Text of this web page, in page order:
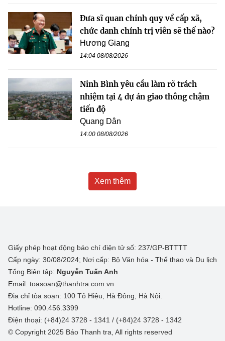
Đưa sĩ quan chính quy về cấp xã,
chức danh chính trị viên sẽ thế nào?
Hương Giang
14:04 08/08/2026
Ninh Bình yêu cầu làm rõ trách
nhiệm tại 4 dự án giao thông chậm
tiến độ
Quang Dân
14:00 08/08/2026
Xem thêm
Giấy phép hoạt động báo chí điện tử số: 237/GP-BTTTT
Cấp ngày: 30/08/2024; Nơi cấp: Bộ Văn hóa - Thể thao và Du lịch
Tổng Biên tập: Nguyễn Tuấn Anh
Email: toasoan@thanhtra.com.vn
Địa chỉ tòa soạn: 100 Tô Hiệu, Hà Đông, Hà Nội.
Hotline: 090.456.3399
Điện thoại: (+84)24 3728 - 1341 / (+84)24 3728 - 1342
© Copyright 2025 Báo Thanh tra, All rights reserved